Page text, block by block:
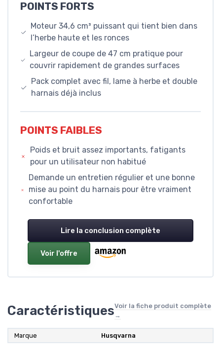
POINTS FORTS
Moteur 34,6 cm³ puissant qui tient bien dans
l’herbe haute et les ronces
Largeur de coupe de 47 cm pratique pour
couvrir rapidement de grandes surfaces
Pack complet avec fil, lame à herbe et double
harnais déjà inclus
POINTS FAIBLES
Poids et bruit assez importants, fatigants
pour un utilisateur non habitué
Demande un entretien régulier et une bonne
mise au point du harnais pour être vraiment
confortable
Lire la conclusion complète
Voir l'offre
CaractéristiquesVoir la fiche produit complète
→
Marque Husqvarna